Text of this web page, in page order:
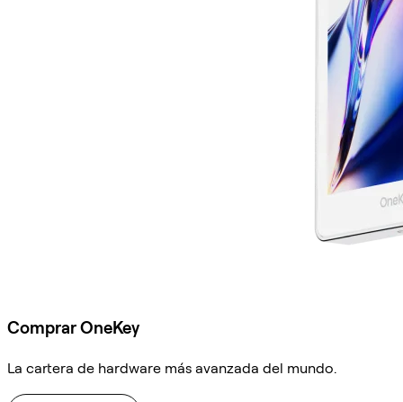
Comprar OneKey
La cartera de hardware más avanzada del mundo.